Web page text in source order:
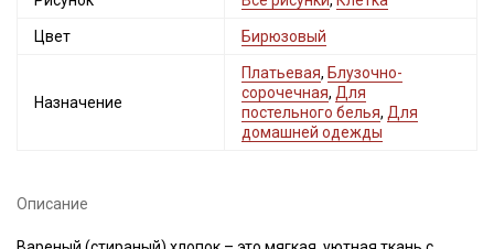
Цвет Бирюзовый
Назначение
Платьевая, Блузочно-
сорочечная, Для
постельного белья, Для
домашней одежды
Описание